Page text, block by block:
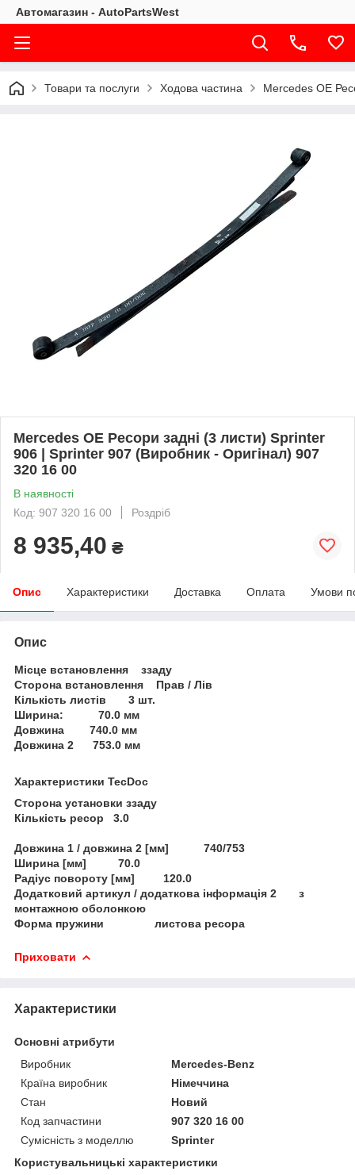
Автомагазин - AutoPartsWest
Товари та послуги Ходова частина Mercedes OE
Mercedes OE Ресори задні (3 листи) Sprinter
906 | Sprinter 907 (Виробник - Оригінал) 907
320 16 00
В наявності
Код: 907 320 16 00
Роздріб
8 935,40 ₴
Опис Характеристики Доставка Оплата Умови
Опис
Місце встановлення ззаду
Сторона встановлення Прав / Лів
Кількість листів 3 шт.
Ширина: 70.0 мм
Довжина 740.0 мм
Довжина 2 753.0 мм
Характеристики TecDoc
Сторона установки ззаду
Кількість ресор 3.0
Довжина 1 / довжина 2 [мм] 740/753
Ширина [мм] 70.0
Радіус повороту [мм] 120.0
Додатковий артикул / додаткова інформація 2 з
монтажною оболонкою
Форма пружини листова ресора
Приховати
Характеристики
Основні атрибути
Виробник
Mercedes-Benz
Країна виробник
Німеччина
Стан
Новий
Код запчастини
907 320 16 00
Сумісність з моделлю
Sprinter
Користувальницькі характеристики